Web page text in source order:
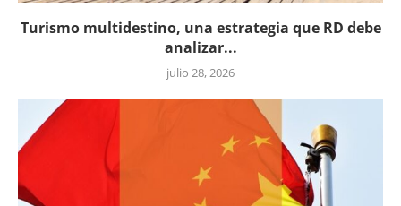
Turismo multidestino, una estrategia que RD debe
analizar...
julio 28, 2026